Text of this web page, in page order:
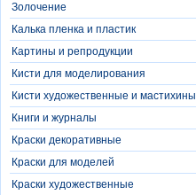
Золочение
Калька пленка и пластик
Картины и репродукции
Кисти для моделирования
Кисти художественные и мастихины
Книги и журналы
Краски декоративные
Краски для моделей
Краски художественные